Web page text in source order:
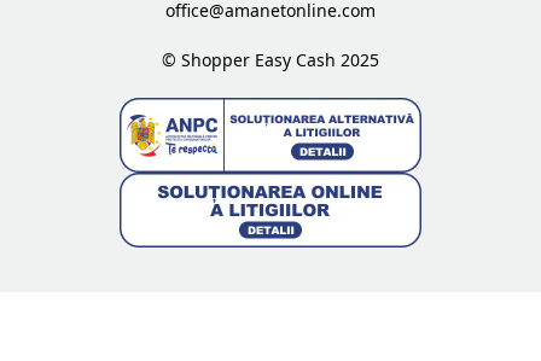
office@amanetonline.com
© Shopper Easy Cash 2025